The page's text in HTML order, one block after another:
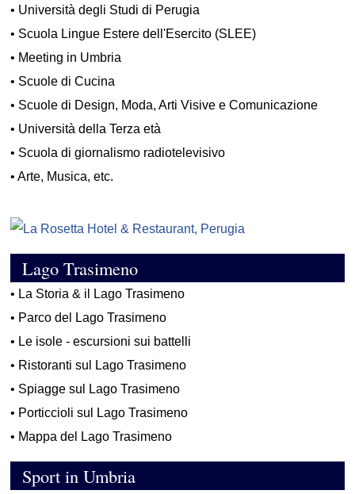
• Università degli Studi di Perugia
• Scuola Lingue Estere dell'Esercito (SLEE)
• Meeting in Umbria
• Scuole di Cucina
• Scuole di Design, Moda, Arti Visive e Comunicazione
• Università della Terza età
• Scuola di giornalismo radiotelevisivo
•Arte, Musica, etc.
Lago Trasimeno
• La Storia & il Lago Trasimeno
• Parco del Lago Trasimeno
• Le isole - escursioni sui battelli
• Ristoranti sul Lago Trasimeno
• Spiagge sul Lago Trasimeno
• Porticcioli sul Lago Trasimeno
• Mappa del Lago Trasimeno
Sport in Umbria